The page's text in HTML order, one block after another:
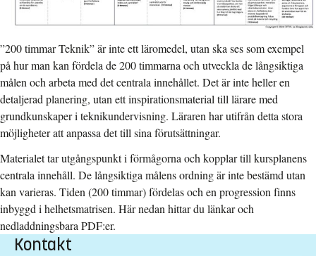
”200 timmar Teknik” är inte ett läromedel, utan ska ses som exempel
på hur man kan fördela de 200 timmarna och utveckla de långsiktiga
målen och arbeta med det centrala innehållet. Det är inte heller en
detaljerad planering, utan ett inspirationsmaterial till lärare med
grundkunskaper i teknikundervisning. Läraren har utifrån detta stora
möjligheter att anpassa det till sina förutsättningar.
Materialet tar utgångspunkt i förmågorna och kopplar till kursplanens
centrala innehåll. De långsiktiga målens ordning är inte bestämd utan
kan varieras. Tiden (200 timmar) fördelas och en progression finns
inbyggd i helhetsmatrisen. Här nedan hittar du länkar och
nedladdningsbara PDF:er.
Kontakt